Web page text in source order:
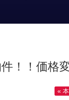
！！価格
«